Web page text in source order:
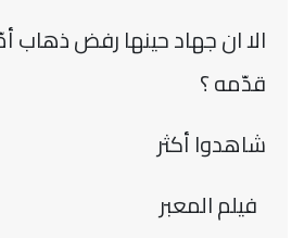
الا ان جهاد حينها رفض ذهاب
قدّمه ؟
شاهدوا أكثر
فيلم المعبر